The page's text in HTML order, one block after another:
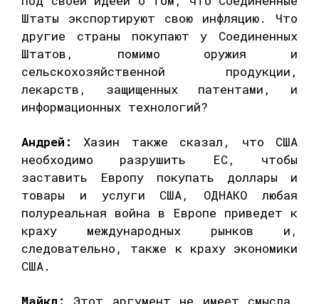
Штаты экспортируют свою инфляцию. Что
другие страны покупают у Соединенных
Штатов, помимо оружия и
сельскохозяйственной продукции,
лекарств, защищенных патентами, и
информационных технологий?
Андрей:
Хазин также сказал, что США
необходимо разрушить ЕС, чтобы
заставить Европу покупать доллары и
товары и услуги США, ОДНАКО любая
полуреальная война в Европе приведет к
краху международных рынков и,
следовательно, также к краху экономики
США.
Майкл: Этот аргумент не имеет смысла.